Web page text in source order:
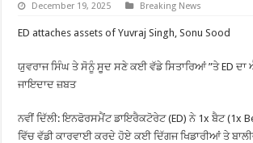
December 19, 2025 Breaking News
ED attaches assets of Yuvraj Singh, Sonu Sood
ਯੁਵਰਾਜ ਸਿੰਘ ਤੇ ਸੋਨੂੰ ਸੂਦ ਸਣੇ ਕਈ ਵੱਡੇ ਸਿਤਾਰਿਆਂ ”ਤੇ ED ਦਾ
ਜਾਇਦਾਦ ਜ਼ਬਤ
ਨਵੀਂ ਦਿੱਲੀ: ਇਨਫੋਰਸਮੈਂਟ ਡਾਇਰੈਕਟੋਰੇਟ (ED) ਨੇ 1x ਬੈਟ (1x
ਵਿੱਚ ਵੱਡੀ ਕਾਰਵਾਈ ਕਰਦੇ ਹੋਏ ਕਈ ਦਿੱਗਜ ਖਿਡਾਰੀਆਂ ਤੇ